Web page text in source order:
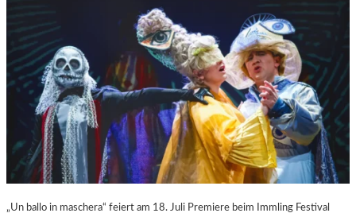
„Un ballo in maschera“ feiert am 18. Juli Premiere beim Immling Festival